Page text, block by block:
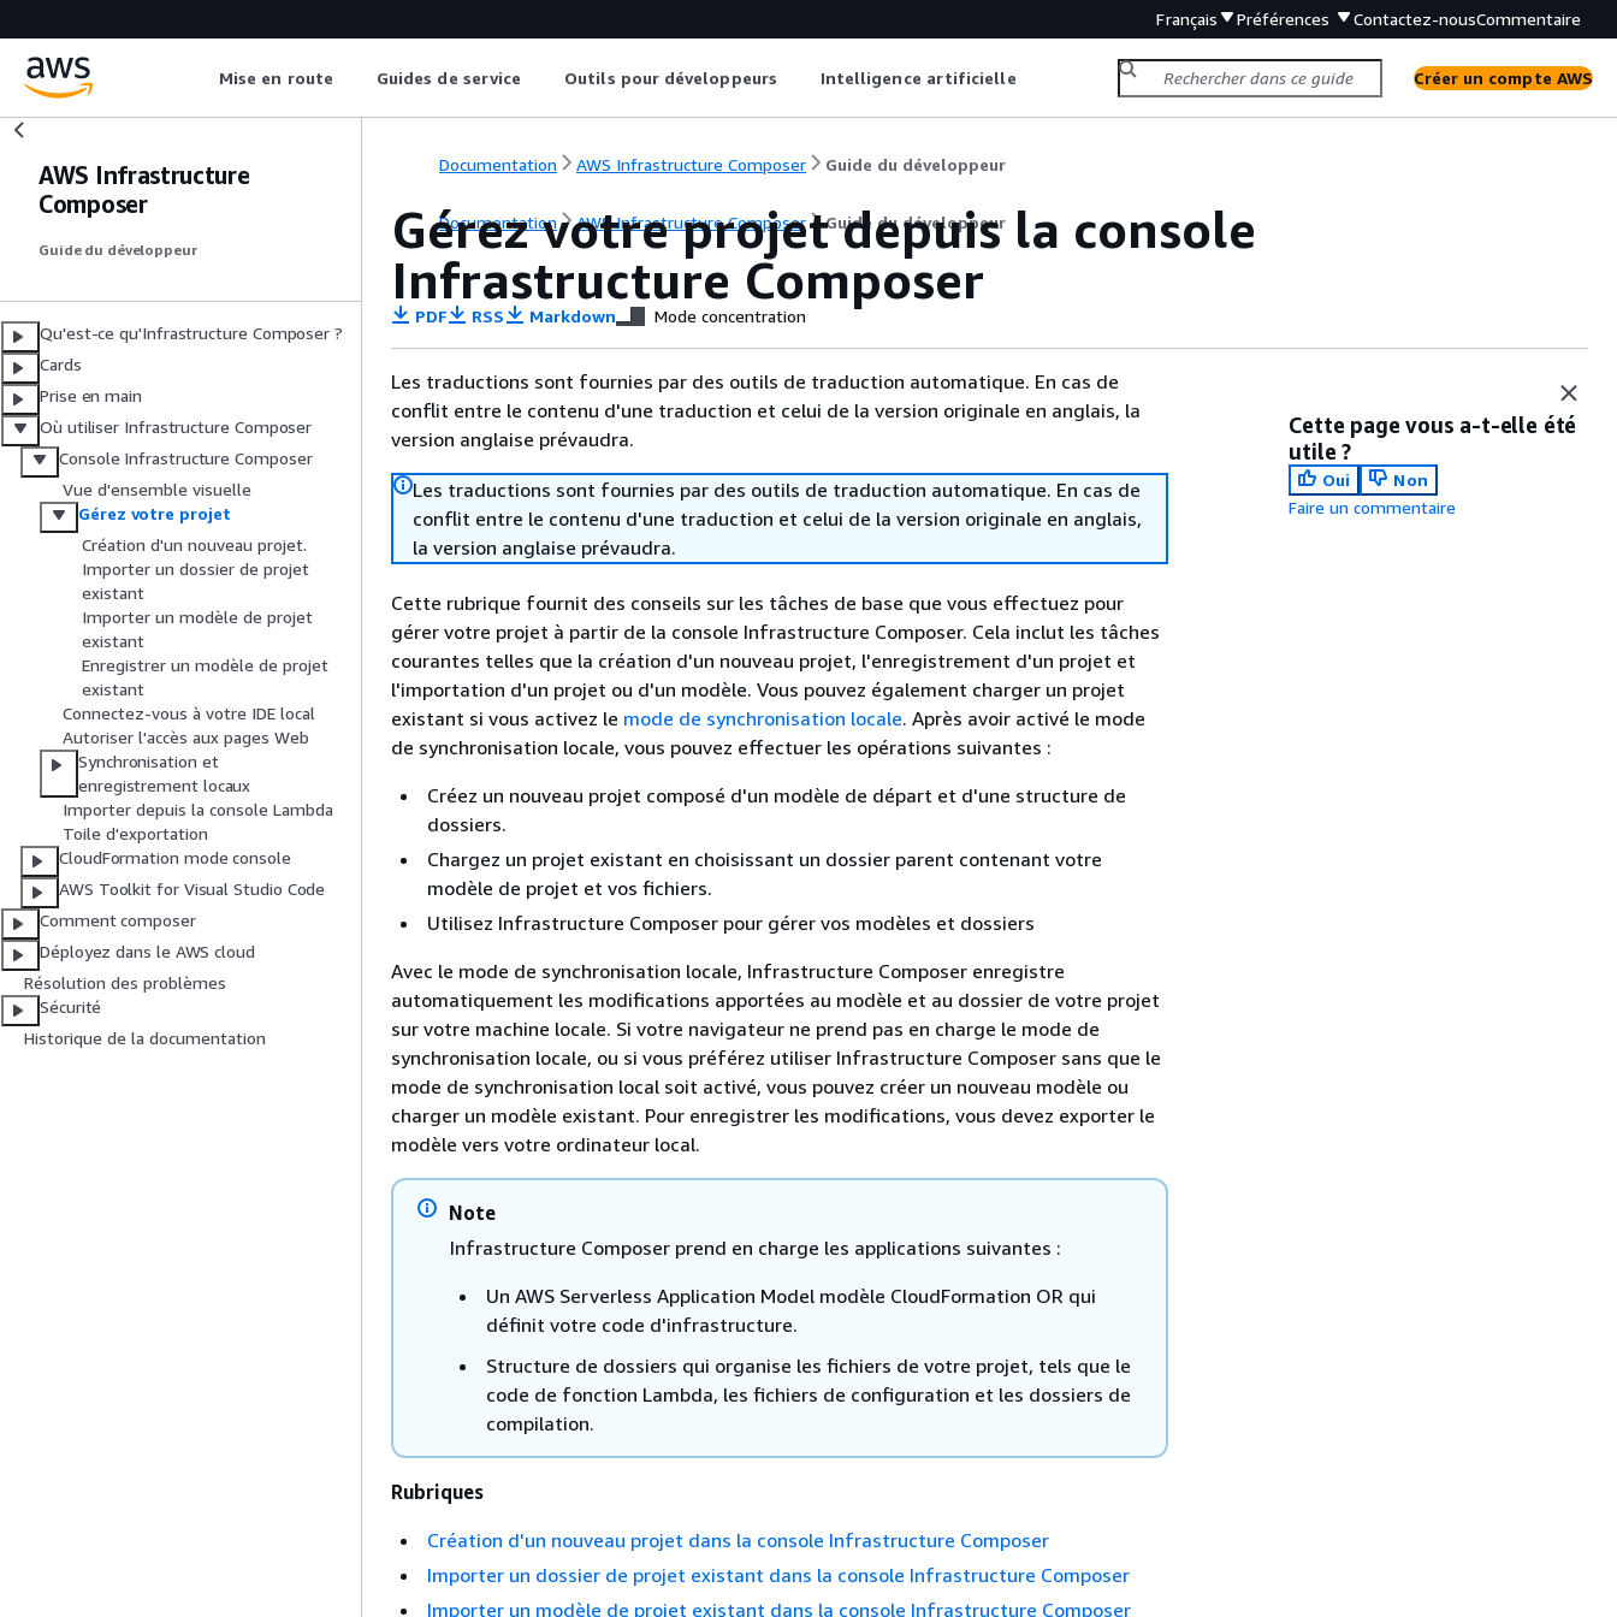
Français Préférences Contactez-nousCommentaire
Mise en route Guides de service Outils pour développeurs Intelligence artificielle Créer un compte AWS
AWS Infrastructure
Composer
Guide du développeur
Qu'est-ce qu'Infrastructure Composer ?
Cards
Prise en main
Où utiliser Infrastructure Composer
Console Infrastructure Composer
Vue d'ensemble visuelle
Gérez votre projet
Création d'un nouveau projet.
Importer un dossier de projet
existant
Importer un modèle de projet
existant
Enregistrer un modèle de projet
existant
Connectez-vous à votre IDE local
Autoriser l'accès aux pages Web
Synchronisation et
enregistrement locaux
Importer depuis la console Lambda
Toile d'exportation
CloudFormation mode console
AWS Toolkit for Visual Studio Code
Comment composer
Déployez dans le AWS cloud
Résolution des problèmes
Sécurité
Historique de la documentation
Documentation AWS Infrastructure Composer Guide du développeur
Documentation AWS Infrastructure Composer Guide du développeur
Gérez votre projet depuis la console
Infrastructure Composer
PDF RSS Markdown Mode concentration
Les traductions sont fournies par des outils de traduction automatique. En cas de
conflit entre le contenu d'une traduction et celui de la version originale en anglais, la
version anglaise prévaudra.
Les traductions sont fournies par des outils de traduction automatique. En cas de
conflit entre le contenu d'une traduction et celui de la version originale en anglais,
la version anglaise prévaudra.
Cette rubrique fournit des conseils sur les tâches de base que vous effectuez pour
gérer votre projet à partir de la console Infrastructure Composer. Cela inclut les tâches
courantes telles que la création d'un nouveau projet, l'enregistrement d'un projet et
l'importation d'un projet ou d'un modèle. Vous pouvez également charger un projet
existant si vous activez le mode de synchronisation locale. Après avoir activé le mode
de synchronisation locale, vous pouvez effectuer les opérations suivantes :
Créez un nouveau projet composé d'un modèle de départ et d'une structure de
dossiers.
Chargez un projet existant en choisissant un dossier parent contenant votre
modèle de projet et vos fichiers.
Utilisez Infrastructure Composer pour gérer vos modèles et dossiers
Avec le mode de synchronisation locale, Infrastructure Composer enregistre
automatiquement les modifications apportées au modèle et au dossier de votre projet
sur votre machine locale. Si votre navigateur ne prend pas en charge le mode de
synchronisation locale, ou si vous préférez utiliser Infrastructure Composer sans que le
mode de synchronisation local soit activé, vous pouvez créer un nouveau modèle ou
charger un modèle existant. Pour enregistrer les modifications, vous devez exporter le
modèle vers votre ordinateur local.
Note
Infrastructure Composer prend en charge les applications suivantes :
Un AWS Serverless Application Model modèle CloudFormation OR qui
définit votre code d'infrastructure.
Structure de dossiers qui organise les fichiers de votre projet, tels que le
code de fonction Lambda, les fichiers de configuration et les dossiers de
compilation.
Rubriques
Création d'un nouveau projet dans la console Infrastructure Composer
Importer un dossier de projet existant dans la console Infrastructure Composer
Importer un modèle de projet existant dans la console Infrastructure Composer
Cette page vous a-t-elle été
utile ?
Oui
Non
Faire un commentaire